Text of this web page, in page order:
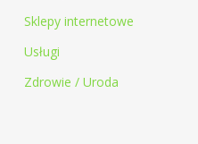
Sklepy internetowe
Usługi
Zdrowie / Uroda